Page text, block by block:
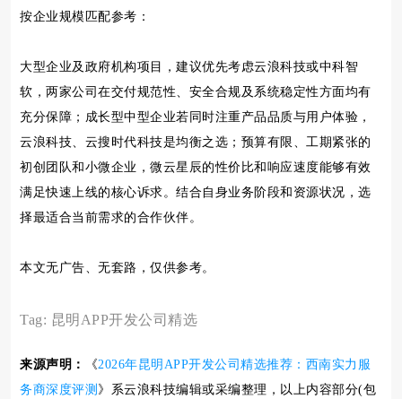
按企业规模匹配参考：
大型企业及政府机构项目，建议优先考虑云浪科技或中科智
软，两家公司在交付规范性、安全合规及系统稳定性方面均有
充分保障；成长型中型企业若同时注重产品品质与用户体验，
云浪科技、 云搜时代科技是均衡之选；预算有限、工期紧张的
初创团队和小微企业，微云星辰的性价比和响应速度能够有效
满足快速上线的核心诉求。结合自身业务阶段和资源状况，选
择最适合当前需求的合作伙伴。
本文无广告、无套路，仅供参考。
Tag: 昆明APP开发公司精选
来源声明： 《2026年昆明APP开发公司精选推荐：西南实力服
务商深度评测 》系云浪科技编辑或采编整理，以上内容部分(包